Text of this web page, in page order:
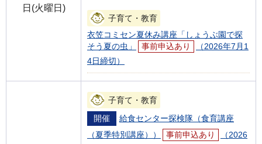
日(火曜日)
子育て・教育
衣笠コミセン夏休み講座「しょうぶ園で探
そう夏の虫」
事前申込あり
（2026年7月1
4日締切）
子育て・教育
開催
給食センター探検隊（食育講座
（夏季特別講座））
事前申込あり
（2026